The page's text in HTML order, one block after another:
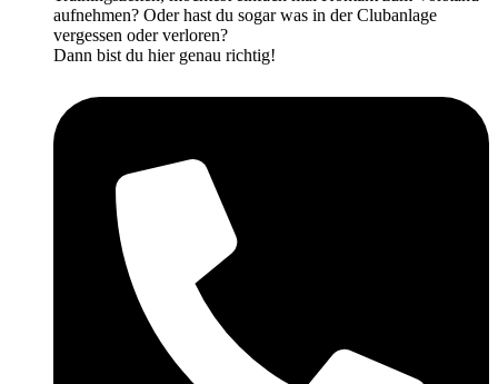
aufnehmen? Oder hast du sogar was in der Clubanlage
vergessen oder verloren?
Dann bist du hier genau richtig!